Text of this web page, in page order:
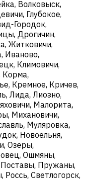
Волковыск,
Глубокое,
Городок,
Дрогичин,
Житковичи,
Иваново,
Климовичи,
Корма,
Кремное, Кричев,
Лида, Лиозно,
Малорита,
Михановичи,
Муляровка,
Новоельня,
Озеры,
Ошмяны,
Пружаны,
Россь, Светлогорск,